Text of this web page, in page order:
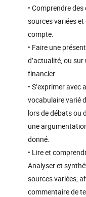
• Comprendre
sources variées et
compte.
• Faire une
d’actualité, ou
financier.
• S’exprimer
vocabulaire varié
lors de débats ou
une
donné.
• Lire et
Analyser et
sources variées,
commentaire de